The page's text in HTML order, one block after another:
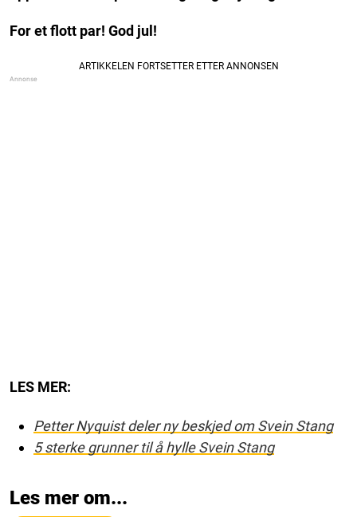
For et flott par! God jul!
LES MER:
Petter Nyquist deler ny beskjed om Svein Stang
5 sterke grunner til å hylle Svein Stang
Les mer om...